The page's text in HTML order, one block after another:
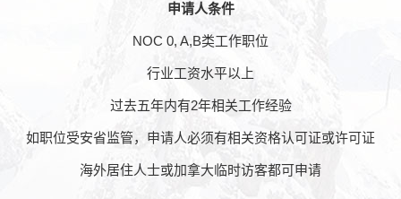
申请人条件
NOC 0, A,B类工作职位
行业工资水平以上
过去五年内有2年相关工作经验
如职位受安省监管，申请人必须有相关资格认可证或许可证
海外居住人士或加拿大临时访客都可申请